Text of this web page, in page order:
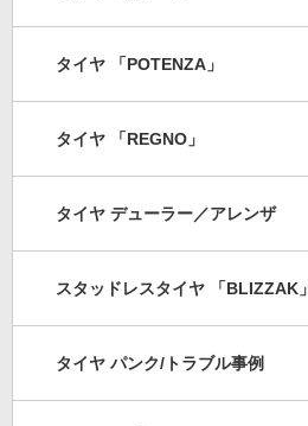
タイヤ 「POTENZA」
タイヤ 「REGNO」
タイヤ デューラー／アレンザ
スタッドレスタイヤ 「BLIZZAK」
タイヤ パンク/トラブル事例